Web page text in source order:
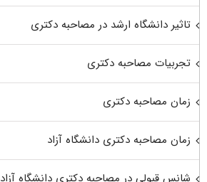
تاثیر دانشگاه ارشد در مصاحبه دکتری
تجربیات مصاحبه دکتری
زمان مصاحبه دکتری
زمان مصاحبه دکتری دانشگاه آزاد
شانس قبولی در مصاحبه دکتری دانشگاه آزاد